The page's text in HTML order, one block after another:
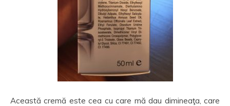
Această cremă este cea cu care mă dau dimineaţa, care